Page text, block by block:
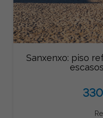
Sanxenxo: piso